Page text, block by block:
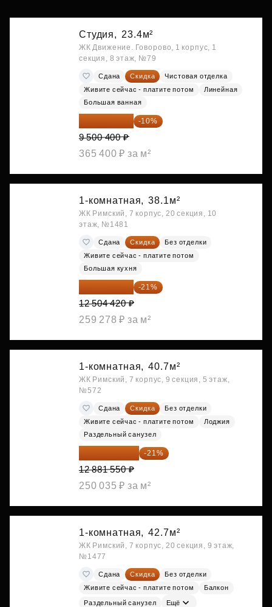
Студия, 23.4м²
ЖК Движение. Говорово, 1 корпус, 1
секция, 8 этаж, №79
Сдана Скидка
Чистовая отделка
Живите сейчас - платите потом
Линейная
Большая ванная
-10%
9 500 400 ₽
365 400 ₽ за м²
1-комнатная, 38.1м²
ЖК Римский, 7 корпус, 20 секция, 10
этаж, №1481
Сдана Скидка
Без отделки
Живите сейчас - платите потом
Большая кухня
-21%
12 504 420 ₽
259 278 ₽ за м²
1-комнатная, 40.7м²
ЖК Римский, 7 корпус, 9 секция, 5 этаж,
№572
Сдана Скидка
Без отделки
Живите сейчас - платите потом
Лоджия
Раздельный санузел
10 176 425 ₽ -21%
12 881 550 ₽
250 035 ₽ за м²
1-комнатная, 42.7м²
ЖК Римский, 7 корпус, 20 секция, 9 этаж,
№1477
Сдана Скидка
Без отделки
Живите сейчас - платите потом
Балкон
Раздельный санузел Ещё